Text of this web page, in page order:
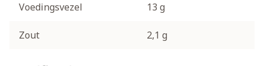
Voedingsvezel 13 g
Zout 2,1 g